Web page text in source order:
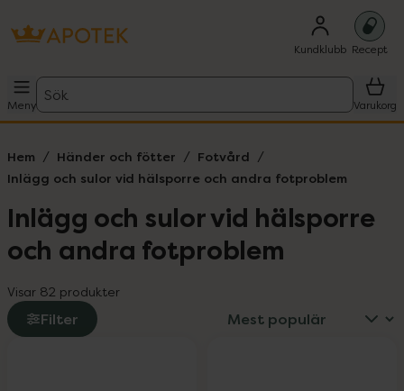
Kundklubb Recept
Meny
Sök
Varukorg
Hem Händer och fötter
Fotvård
Inlägg och sulor vid hälsporre och andra fotproblem
Inlägg och sulor vid hälsporre
och andra fotproblem
Visar 82 produkter
Filter